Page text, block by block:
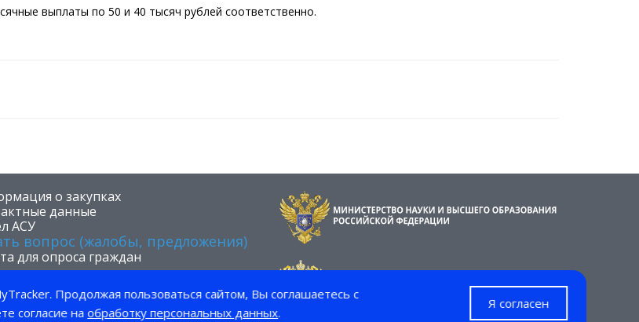
Продолжая пользоваться сайтом, Вы соглашаетесь с
согласие наобработку персональных данных.
Я согласен
выплаты по 50 и 40 тысяч рублей соответственно.
о закупках
данные
АСУ
вопрос (жалобы, предложения)
для опроса граждан